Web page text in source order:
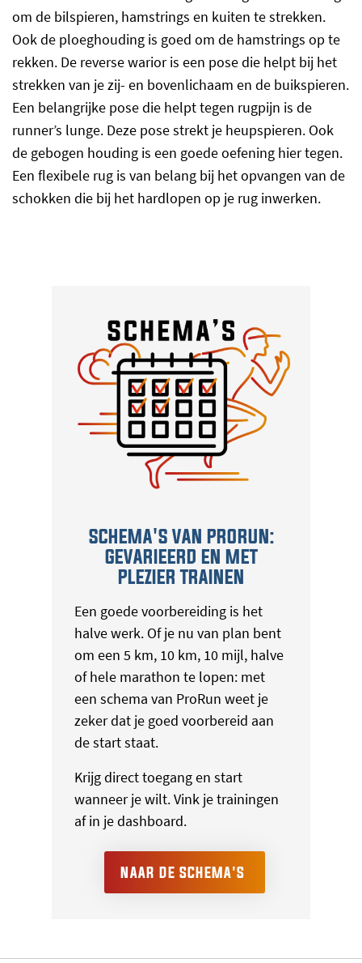
om de bilspieren, hamstrings en kuiten te strekken.
Ook de ploeghouding is goed om de hamstrings op te
rekken. De reverse warior is een pose die helpt bij het
strekken van je zij- en bovenlichaam en de buikspieren.
Een belangrijke pose die helpt tegen rugpijn is de
runner’s lunge. Deze pose strekt je heupspieren. Ook
de gebogen houding is een goede oefening hier tegen.
Een flexibele rug is van belang bij het opvangen van de
schokken die bij het hardlopen op je rug inwerken.
SCHEMA'S VAN PRORUN:
GEVARIEERD EN MET
PLEZIER TRAINEN
Een goede voorbereiding is het
halve werk. Of je nu van plan bent
om een 5 km, 10 km, 10 mijl, halve
of hele marathon te lopen: met
een schema van ProRun weet je
zeker dat je goed voorbereid aan
de start staat.
Krijg direct toegang en start
wanneer je wilt. Vink je trainingen
af in je dashboard.
NAAR DE SCHEMA'S